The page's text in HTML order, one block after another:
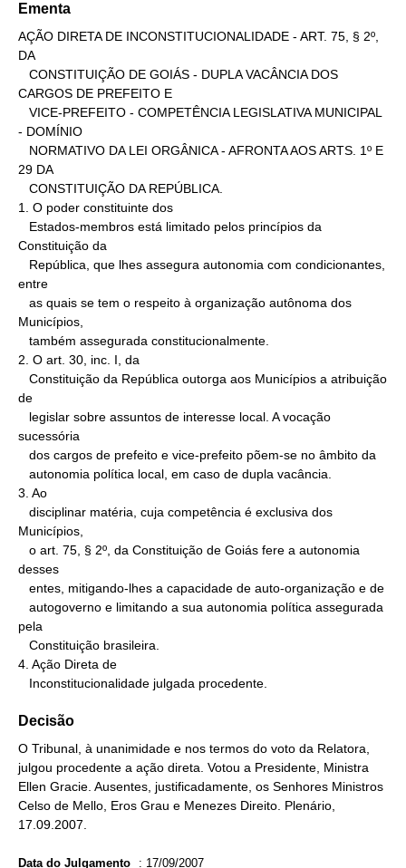
Ementa
AÇÃO DIRETA DE INCONSTITUCIONALIDADE - ART. 75, § 2º,
DA
CARGOS DE PREFEITO E
- DOMÍNIO
29 DA
1. O poder constituinte dos
Constituição da
entre
Municípios,
2. O art. 30, inc. I, da
de
sucessória
3. Ao
Municípios,
desses
pela
4. Ação Direta de
   Inconstitucionalidade julgada procedente.
Decisão
O Tribunal, à unanimidade e nos termos do voto da Relatora,
julgou procedente a ação direta. Votou a Presidente, Ministra
Ellen Gracie. Ausentes, justificadamente, os Senhores Ministros
Celso de Mello, Eros Grau e Menezes Direito. Plenário,
17.09.2007.
Data do Julgamento : 17/09/2007